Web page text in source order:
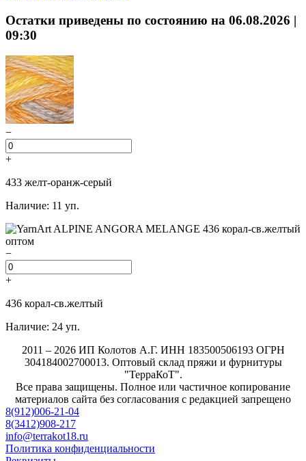
Остатки приведены по состоянию на 06.08.2026 |
09:30
−
+
433 желт-оранж-серый
Наличие: 11 уп.
−
+
436 корал-св.желтый
Наличие: 24 уп.
2011 – 2026 ИП Колотов А.Г. ИНН 183500506193 ОГРН
304184002700013. Оптовый склад пряжи и фурнитуры
"ТерраКоТ".
Все права защищены. Полное или частичное копирование
материалов сайта без согласования с редакцией запрещено
8(912)006-21-04
8(3412)908-217
info@terrakot18.ru
Политика конфиденциальности